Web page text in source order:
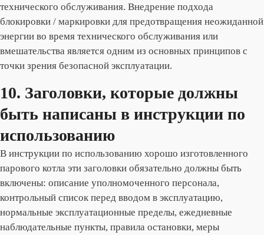
технического обслуживания. Внедрение подхода
блокировки / маркировки для предотвращения неожиданной
энергии во время технического обслуживания или
вмешательства является одним из основных принципов с
точки зрения безопасной эксплуатации.
10. Заголовки, которые должны
быть написаны в инструкции по
использованию
В инструкции по использованию хорошо изготовленного
парового котла эти заголовки обязательно должны быть
включены: описание уполномоченного персонала,
контрольный список перед вводом в эксплуатацию,
нормальные эксплуатационные пределы, ежедневные
наблюдательные пункты, правила остановки, меры